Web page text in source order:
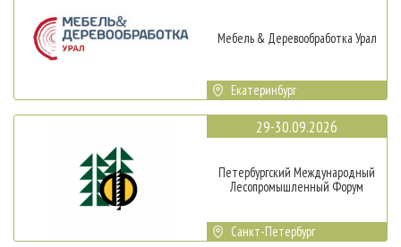
Мебель & Деревообработка Урал
Екатеринбург
29-30.09.2026
Петербургский Международный
Лесопромышленный Форум
Санкт-Петербург